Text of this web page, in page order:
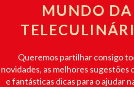
MUNDO DA
Queremos partilhar consigo
novidades, as melhores sugestões
e fantásticas dicas para o ajudar